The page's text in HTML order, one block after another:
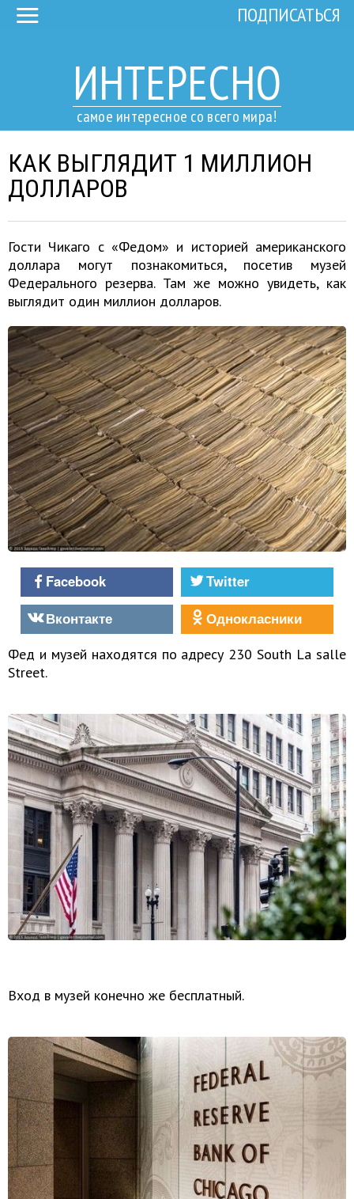
ИНТЕРЕСНО
самое интересное со всего мира!
ПОДПИСАТЬСЯ
КАК ВЫГЛЯДИТ 1 МИЛЛИОН
ДОЛЛАРОВ
Гости Чикаго с «Федом» и историей американского
доллара могут познакомиться, посетив музей
Федерального резерва. Там же можно увидеть, как
выглядит один миллион долларов.
Facebook
Twitter
Вконтакте
Однокласники
Фед и музей находятся по адресу 230 South La salle
Street.
Вход в музей конечно же бесплатный.